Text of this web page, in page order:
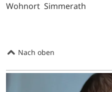
Wohnort Simmerath
Nach oben